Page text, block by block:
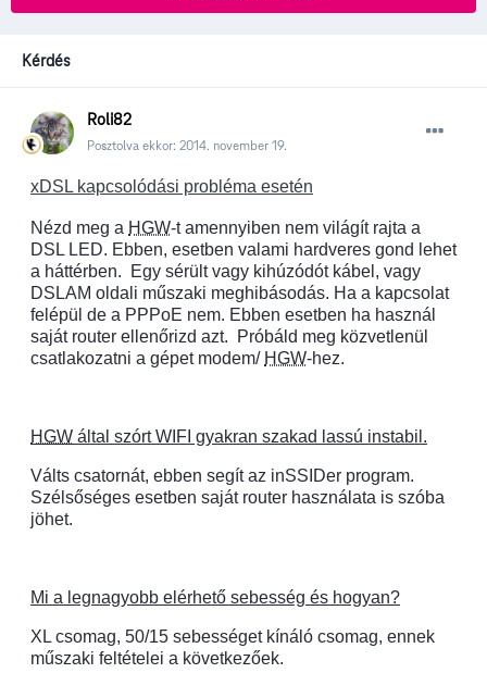
Kérdés
Roli82
Posztolva ekkor: 2014. november 19.
xDSL kapcsolódási probléma esetén
Nézd meg a HGW-t amennyiben nem világít rajta a
DSL LED. Ebben, esetben valami hardveres gond lehet
a háttérben.
Egy sérült vagy kihúzódót kábel, vagy
DSLAM oldali műszaki meghibásodás. Ha a kapcsolat
felépül de a PPPoE nem. Ebben esetben ha használ
saját router ellenőrizd azt.
Próbáld meg közvetlenül
csatlakozatni a gépet modem/ HGW-hez.
HGW által szórt WIFI gyakran szakad lassú instabil.
Válts csatornát, ebben segít az inSSIDer program.
Szélsőséges esetben saját router használata is szóba
jöhet.
Mi a legnagyobb elérhető sebesség és hogyan?
XL csomag, 50/15 sebességet kínáló csomag, ennek
műszaki feltételei a következőek.